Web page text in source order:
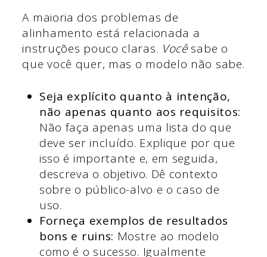
A maioria dos problemas de
alinhamento está relacionada a
instruções pouco claras. Vocêsabe o
que você quer, mas o modelo não sabe.
Seja explícito quanto à intenção,
não apenas quanto aos requisitos:
Não faça apenas uma lista do que
deve ser incluído. Explique por que
isso é importante e, em seguida,
descreva o objetivo. Dê contexto
sobre o público-alvo e o caso de
uso.
Forneça exemplos de resultados
bons e ruins: Mostre ao modelo
como é o sucesso. Igualmente